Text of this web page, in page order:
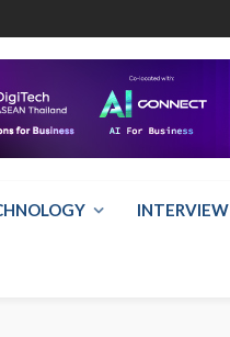
INTERVIEW